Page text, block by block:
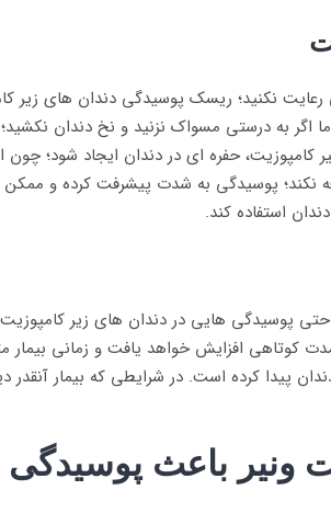
رعایت نکنید؛ ریسک پوسیدگی دندان های
به درستی مسواک نزنید و نخ دندان
حفره ای در دندان ایجاد شود؛
پوسیدگی به شدت پیشرفت کرده و ممکن
استفاده کند.
پوسیدگی هایی در دندان های زیر
افزایش خواهد یافت و زمانی بیمار
پیدا کرده است. در شرایطی که بیمار آنقدر
ونیر باعث